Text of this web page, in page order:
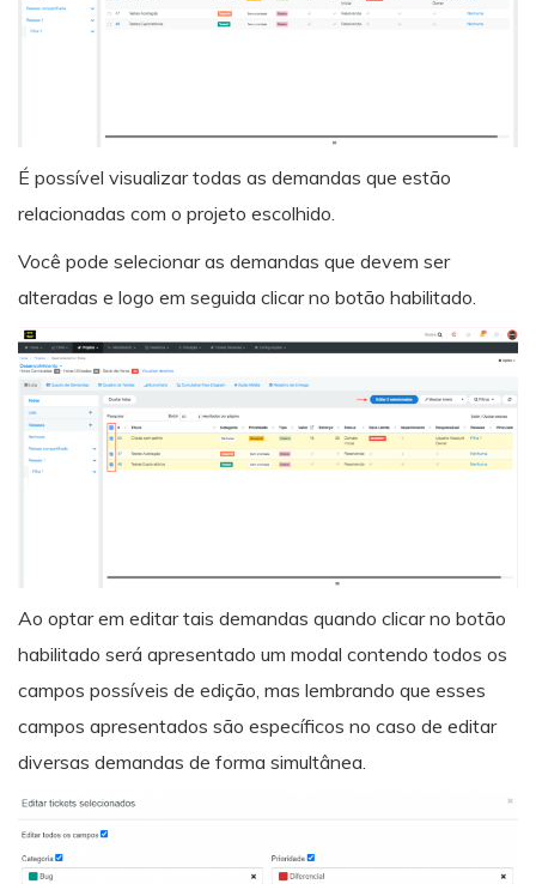
É possível visualizar todas as demandas que estão
relacionadas com o projeto escolhido.
Você pode selecionar as demandas que devem ser
alteradas e logo em seguida clicar no botão habilitado.
Ao optar em editar tais demandas quando clicar no botão
habilitado será apresentado um modal contendo todos os
campos possíveis de edição, mas lembrando que esses
campos apresentados são específicos no caso de editar
diversas demandas de forma simultânea.